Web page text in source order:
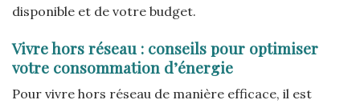
disponible et de votre budget.
Vivre hors réseau : conseils pour optimiser
votre consommation d’énergie
Pour vivre hors réseau de manière efficace, il est